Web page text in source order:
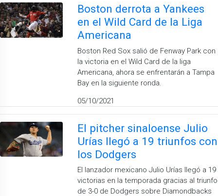
Boston derrota a Yankees
en el Wild Card de la Liga
Americana
Boston Red Sox salió de Fenway Park con
la victoria en el Wild Card de la liga
Americana, ahora se enfrentarán a Tampa
Bay en la siguiente ronda.
05/10/2021
El pitcher sinaloense Julio
Urías llegó a 19 triunfos con
los Dodgers
El lanzador mexicano Julio Urías llegó a 19
victorias en la temporada gracias al triunfo
de 3-0 de Dodgers sobre Diamondbacks